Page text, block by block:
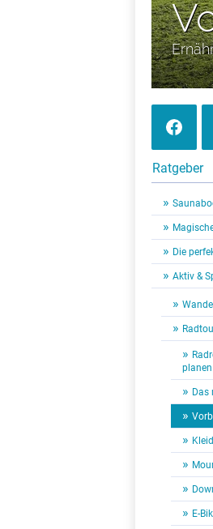
Ratgeber
Die
Aktiv &
planen
Das
E-